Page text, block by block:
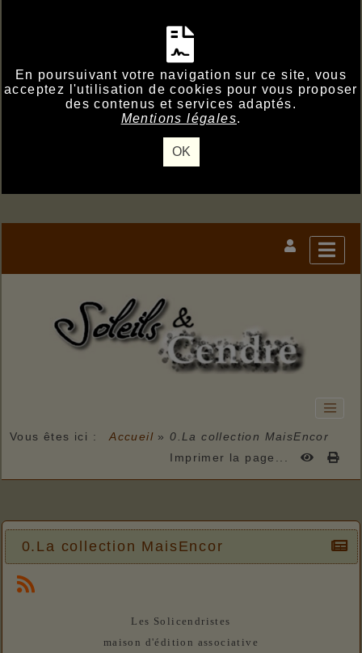
En poursuivant votre navigation sur ce site, vous
acceptez l'utilisation de cookies pour vous proposer
des contenus et services adaptés.
Mentions légales.
OK
Vous êtes ici : Accueil »0.La collection MaisEncor
Imprimer la page...
0.La collection MaisEncor
Les Solicendristes
maison d'édition associative